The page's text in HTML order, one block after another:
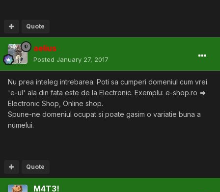
Quote
aelius
Posted January 27, 2017
Nu prea inteleg intrebarea. Poti sa cumperi domeniul cum vrei.
'e-ul' ala din fata este de la Electronic. Exemplu: e-shop.ro =>
Electronic Shop, Online shop.
Spune-ne domeniul ocupat si poate gasim o variatie buna a
numelui.
Quote
M4T3!